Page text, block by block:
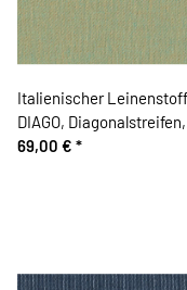
Italienischer Leinenstoff
DIAGO, Diagonalstreifen,
beige-türkis, Toptex
69,00 € *